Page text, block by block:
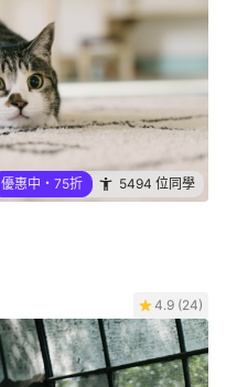
優惠中・75折 5494 位同學
4.9 (24)